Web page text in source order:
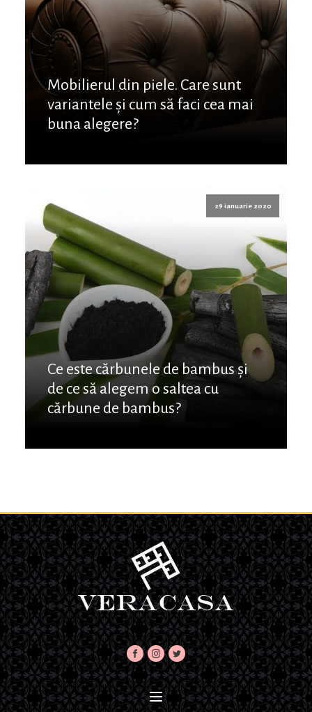
Mobilierul din piele. Care sunt
variantele și cum să faci cea mai
buna alegere?
29 ianuarie 2020
Ce este cărbunele de bambus și
de ce să alegem o saltea cu
cărbune de bambus?